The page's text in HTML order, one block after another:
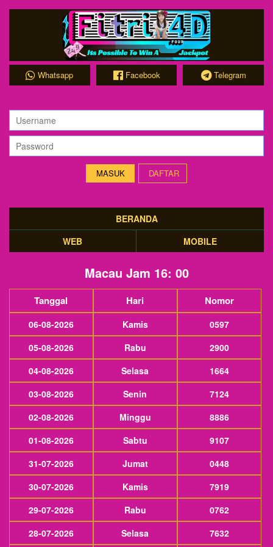
Whatsapp Facebook Telegram
DAFTAR
BERANDA
WEB
MOBILE
Macau Jam 16: 00
Tanggal Hari Nomor
06-08-2026 Kamis
0597
05-08-2026
Rabu
2900
04-08-2026
Selasa
1664
03-08-2026
Senin
7124
02-08-2026
Minggu
8886
01-08-2026
Sabtu
9107
31-07-2026
Jumat
0448
30-07-2026
Kamis
7919
29-07-2026
Rabu
0762
28-07-2026
Selasa 7632